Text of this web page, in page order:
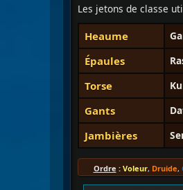
Les jetons de classe
Heaume
Épaules
Torse
Gants
Jambières
Ordre : Voleur, Druide,